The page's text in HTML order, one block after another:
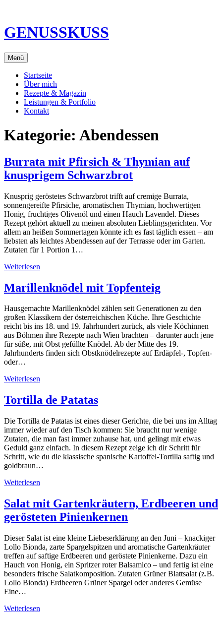
Inhalt
GENUSSKUSS
Menü
Startseite
Über mich
Rezepte & Magazin
Leistungen & Portfolio
Kontakt
Kategorie: Abendessen
Burrata mit Pfirsich & Thymian auf
knusprigem Schwarzbrot
Knusprig geröstetes Schwarzbrot trifft auf cremige Burrata,
sonnengereifte Pfirsiche, aromatischen Thymian, hochwertigen
Honig, fruchtiges Olivenöl und einen Hauch Lavendel. Dieses
Rezept gehört aktuell zu meinen absoluten Lieblingsgerichten. Vor
allem an heißen Sommertagen könnte ich es fast täglich essen – am
liebsten als leichtes Abendessen auf der Terrasse oder im Garten.
Zutaten für 1 Portion 1…
Weiterlesen
Marillenknödel mit Topfenteig
Hausgemachte Marillenknödel zählen seit Generationen zu den
großen Klassikern der österreichischen Küche. Ihre Geschichte
reicht bis ins 18. und 19. Jahrhundert zurück, als viele Köchinnen
aus Böhmen ihre Rezepte nach Wien brachten – darunter auch jene
für süße, mit Obst gefüllte Knödel. Ab der Mitte des 19.
Jahrhunderts finden sich Obstknödelrezepte auf Erdäpfel-, Topfen-
oder…
Weiterlesen
Tortilla de Patatas
Die Tortilla de Patatas ist eines dieser Gerichte, die bei uns im Alltag
immer wieder auf den Tisch kommen: Sie braucht nur wenige
Zutaten, die man fast immer zuhause hat, und gelingt mit etwas
Geduld ganz einfach. In diesem Rezept zeige ich dir Schritt für
Schritt, wie du die klassische spanische Kartoffel-Tortilla saftig und
goldbraun…
Weiterlesen
Salat mit Gartenkräutern, Erdbeeren und
gerösteten Pinienkernen
Dieser Salat ist eine kleine Liebeserklärung an den Juni – knackiger
Lollo Bionda, zarte Spargelspitzen und aromatische Gartenkräuter
treffen auf saftige Erdbeeren und geröstete Pinienkerne. Dazu ein
Hauch von Honig, ein Spritzer roter Balsamico – und fertig ist eine
besonders frische Salatkomposition. Zutaten Grüner Blattsalat (z.B.
Lollo Bionda) Erdbeeren Grüner Spargel oder anderes Gemüse
Eine…
Weiterlesen